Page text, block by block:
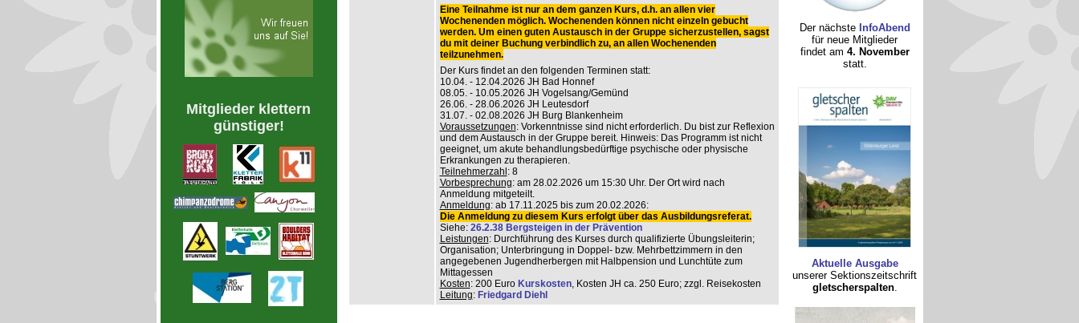
Mitglieder klettern
günstiger!
Eine Teilnahme ist nur an dem ganzen Kurs, d.h. an allen vier
Wochenenden möglich. Wochenenden können nicht einzeln gebucht
werden. Um einen guten Austausch in der Gruppe sicherzustellen, sagst
du mit deiner Buchung verbindlich zu, an allen Wochenenden
teilzunehmen.
Der Kurs findet an den folgenden Terminen statt:
10.04. - 12.04.2026 JH Bad Honnef
08.05. - 10.05.2026 JH Vogelsang/Gemünd
26.06. - 28.06.2026 JH Leutesdorf
31.07. - 02.08.2026 JH Burg Blankenheim
Voraussetzungen: Vorkenntnisse sind nicht erforderlich. Du bist zur Reflexion
und dem Austausch in der Gruppe bereit. Hinweis: Das Programm ist nicht
geeignet, um akute behandlungsbedürftige psychische oder physische
Erkrankungen zu therapieren.
Teilnehmerzahl : 8
Vorbesprechung: am 28.02.2026 um 15:30 Uhr. Der Ort wird nach
Anmeldung mitgeteilt.
Anmeldung: ab 17.11.2025 bis zum 20.02.2026:
Die Anmeldung zu diesem Kurs erfolgt über das Ausbildungsreferat.
Siehe: 26.2.38 Bergsteigen in der Prävention
Leistungen: Durchführung des Kurses durch qualifizierte Übungsleiterin;
Organisation; Unterbringung in Doppel- bzw. Mehrbettzimmern in den
angegebenen Jugendherbergen mit Halbpension und Lunchtüte zum
Mittagessen
Kosten: 200 Euro Kurskosten, Kosten JH ca. 250 Euro; zzgl. Reisekosten
Leitung: Friedgard Diehl
Der nächste InfoAbend
für neue Mitglieder
findet am 4. November
statt.
Aktuelle Ausgabe
unserer Sektionszeitschrift
gletscherspalten.